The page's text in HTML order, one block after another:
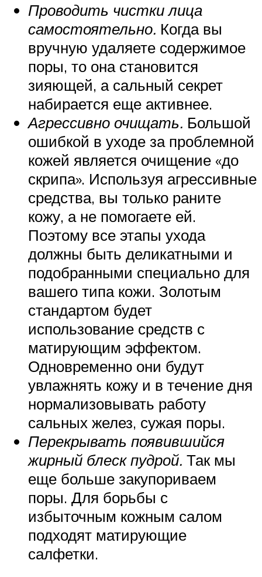
Проводить чистки лица
самостоятельно. Когда вы
вручную удаляете содержимое
поры, то она становится
зияющей, а сальный секрет
набирается еще активнее.
Агрессивно очищать. Большой
ошибкой в уходе за проблемной
кожей является очищение «до
скрипа». Используя агрессивные
средства, вы только раните
кожу, а не помогаете ей.
Поэтому все этапы ухода
должны быть деликатными и
подобранными специально для
вашего типа кожи. Золотым
стандартом будет
использование средств с
матирующим эффектом.
Одновременно они будут
увлажнять кожу и в течение дня
нормализовывать работу
сальных желез, сужая поры.
Перекрывать появившийся
жирный блеск пудрой. Так мы
еще больше закупориваем
поры. Для борьбы с
избыточным кожным салом
подходят матирующие
салфетки.